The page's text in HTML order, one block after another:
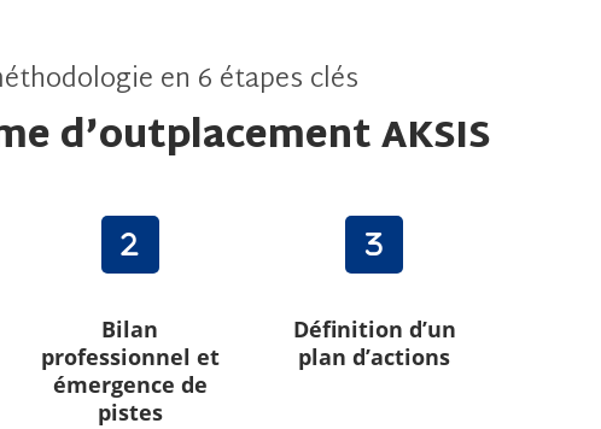
en 6 étapes clés
d’outplacement AKSIS
Bilan
professionnel et
émergence de
pistes
Définition d’un
plan d’actions